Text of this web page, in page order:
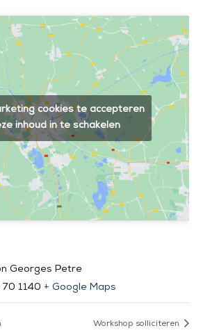
Georges Petre
70 1140 + Google Maps
cookies te accepteren
inhoud in te schakelen
Workshop solliciteren